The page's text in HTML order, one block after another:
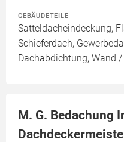
GEBÄUDETEILE
Satteldacheindeckung,
Schieferdach,
Dachabdichtung, Wand
M. G. Bedachung